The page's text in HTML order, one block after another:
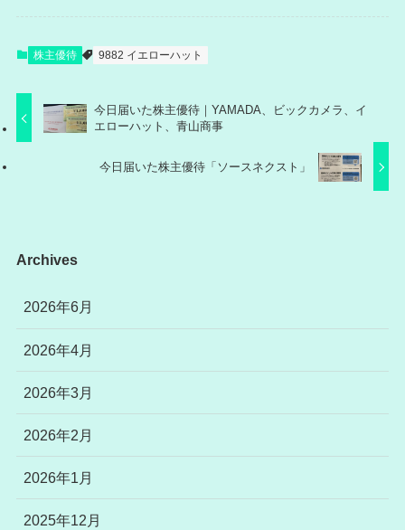
株主優待 9882 イエローハット
今日届いた株主優待｜YAMADA、ビックカメラ、イ
エローハット、青山商事
今日届いた株主優待「ソースネクスト」
Archives
2026年6月
2026年4月
2026年3月
2026年2月
2026年1月
2025年12月